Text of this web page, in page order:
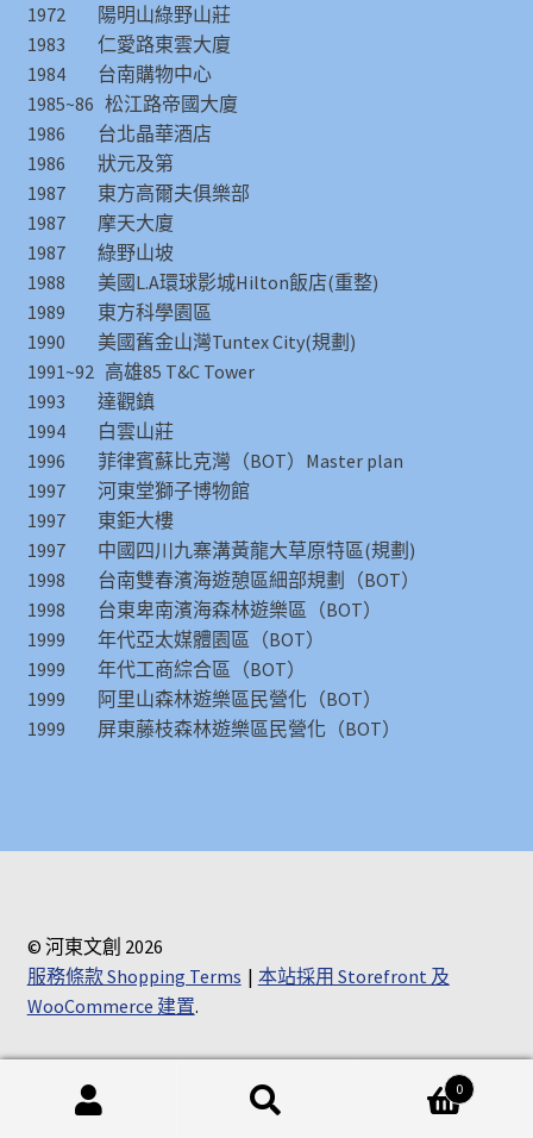
1972 陽明山綠野山莊
1983 仁愛路東雲大廈
1984 台南購物中心
1985~86 松江路帝國大廈
1986 台北晶華酒店
1986 狀元及第
1987 東方高爾夫俱樂部
1987 摩天大廈
1987 綠野山坡
1988 美國L.A環球影城Hilton飯店(重整)
1989 東方科學園區
1990 美國舊金山灣Tuntex City(規劃)
1991~92 高雄85 T&C Tower
1993 達觀鎮
1994 白雲山莊
1996 菲律賓蘇比克灣（BOT）Master plan
1997 河東堂獅子博物館
1997 東鉅大樓
1997 中國四川九寨溝黃龍大草原特區(規劃)
1998 台南雙春濱海遊憩區細部規劃（BOT）
1998 台東卑南濱海森林遊樂區（BOT）
1999 年代亞太媒體園區（BOT）
1999 年代工商綜合區（BOT）
1999 阿里山森林遊樂區民營化（BOT）
1999 屏東藤枝森林遊樂區民營化（BOT）
© 河東文創 2026
服務條款 Shopping Terms
本站採用 Storefront 及
WooCommerce 建置.
0